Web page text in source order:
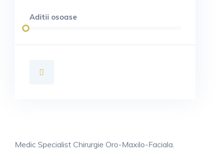
Aditii osoase
Medic Specialist Chirurgie Oro-Maxilo-Faciala.